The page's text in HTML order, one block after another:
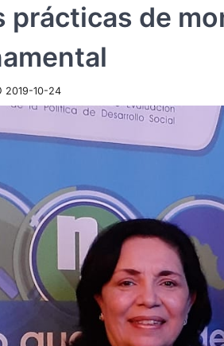
prácticas de
2019-10-24